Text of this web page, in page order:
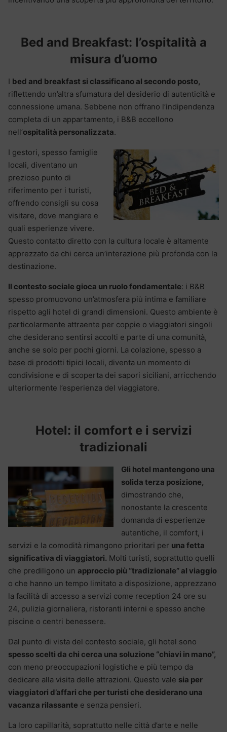
Bed and Breakfast: l’ospitalità a
misura d’uomo
I bed and breakfast si classificano al secondo posto,
riflettendo un’altra sfumatura del desiderio di autenticità e
connessione umana. Sebbene non offrano l’indipendenza
completa di un appartamento, i B&B eccellono
nell’ospitalità personalizzata.
I gestori, spesso famiglie
locali, diventano un
prezioso punto di
riferimento per i turisti,
offrendo consigli su cosa
visitare, dove mangiare e
quali esperienze vivere.
Questo contatto diretto con la cultura locale è altamente
apprezzato da chi cerca un’interazione più profonda con la
destinazione.
Il contesto sociale gioca un ruolo fondamentale: i B&B
spesso promuovono un’atmosfera più intima e familiare
rispetto agli hotel di grandi dimensioni. Questo ambiente è
particolarmente attraente per coppie o viaggiatori singoli
che desiderano sentirsi accolti e parte di una comunità,
anche se solo per pochi giorni. La colazione, spesso a
base di prodotti tipici locali, diventa un momento di
condivisione e di scoperta dei sapori siciliani, arricchendo
ulteriormente l’esperienza del viaggiatore.
Hotel: il comfort e i servizi
tradizionali
Gli hotel mantengono una
solida terza posizione,
dimostrando che,
nonostante la crescente
domanda di esperienze
autentiche, il comfort, i
servizi e la comodità rimangono prioritari per una fetta
significativa di viaggiatori. Molti turisti, soprattutto quelli
che prediligono un approccio più “tradizionale” al viaggio
o che hanno un tempo limitato a disposizione, apprezzano
la facilità di accesso a servizi come reception 24 ore su
24, pulizia giornaliera, ristoranti interni e spesso anche
piscine o centri benessere.
Dal punto di vista del contesto sociale, gli hotel sono
spesso scelti da chi cerca una soluzione “chiavi in mano”,
con meno preoccupazioni logistiche e più tempo da
dedicare alla visita delle attrazioni. Questo vale sia per
viaggiatori d’affari che per turisti che desiderano una
vacanza rilassante e senza pensieri.
La loro capillarità, soprattutto nelle città d’arte e nelle